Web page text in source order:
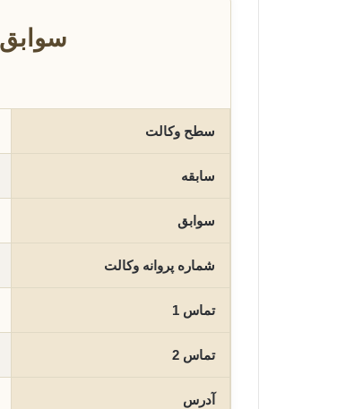
سطح وکالت
سابقه
سوابق
شماره پروانه وکالت
تماس 1
تماس 2
آدرس